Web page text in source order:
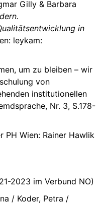
Gilly & Barbara
in
leykam:
um zu bleiben – wir
von
institutionellen
Nr. 3, S.178-
Wien: Rainer Hawlik
2023 im Verbund NO)
/ Koder, Petra /